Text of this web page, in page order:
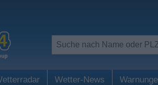
Wetter-News